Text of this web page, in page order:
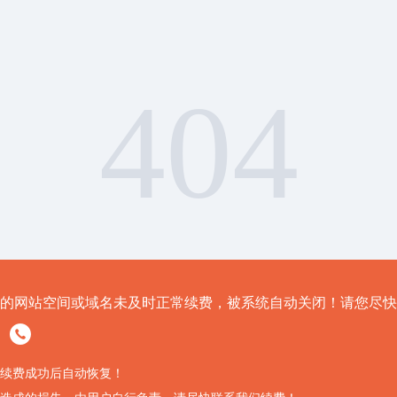
网站空间或域名未及时正常续费，被系统自动关闭！请您尽
费成功后自动恢复！